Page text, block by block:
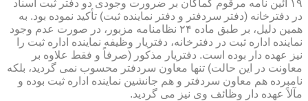
۱۹ آئین نامه مرقوم كماكان بر ضرورت وجودی دو دفتر ثبت اسناد
در دفترخانه (دفتر سردفتر و دفتر نماینده ثبت) تأكید نموده بود. به
همین دلیل، بر طبق ماده ۲۴ نظامنامه مزبور، در صورت عدم وجود
نماینده اداره ثبت در دفترخانه، دفتریار وظیفه نماینده اداره ثبت را
نیز عهده دار بوده است. دفتریار مذكور (صرفاً و فقط علاوه بر
معاونت در این حالت) تنها معاون سردفتر محسوب نمی گردید، بلكه
نامبرده هم معاون سردفتر و هم جانشین نماینده اداره ثبت بوده و
مآلاً عهده دار وظائف وی نیز می گردید.